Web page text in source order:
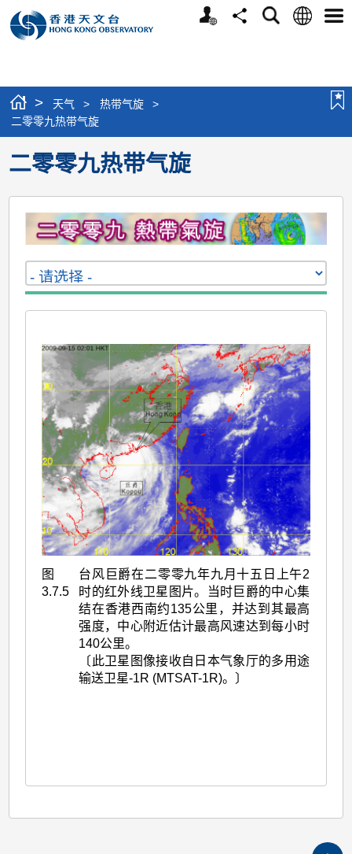
个
分
搜
语
选
> 天气 > 热带气旋
>
二零零九热带气旋
二零零九热带气旋
图
3.7.5
台风巨爵在二零零九年九月十五日上午2
时的红外线卫星图片。当时巨爵的中心集
结在香港西南约135公里，并达到其最高
强度，中心附近估计最高风速达到每小时
140公里。
〔此卫星图像接收自日本气象厅的多用途
输送卫星-1R (MTSAT-1R)。〕